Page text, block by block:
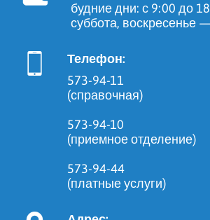
будние дни: с 9:00 до
суббота, воскресенье
Телефон:
573-94-11
(справочная)
573-94-10
(приемное отделение)
573-94-44
(платные услуги)